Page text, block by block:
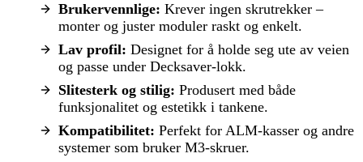
Brukervennlige: Krever ingen skrutrekker –
monter og juster moduler raskt og enkelt.
Lav profil: Designet for å holde seg ute av veien
og passe under Decksaver-lokk.
Slitesterk og stilig: Produsert med både
funksjonalitet og estetikk i tankene.
Kompatibilitet: Perfekt for ALM-kasser og andre
systemer som bruker M3-skruer.